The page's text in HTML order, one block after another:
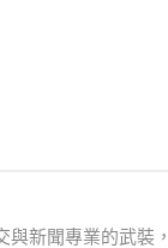
新聞專業的武裝